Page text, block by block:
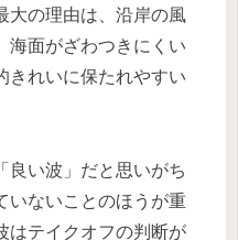
大の理由は、沿岸の風
海面がざわつきにくい
きれいに保たれやすい
良い波」だと思いがち
いないことのほうが重
はテイクオフの判断が